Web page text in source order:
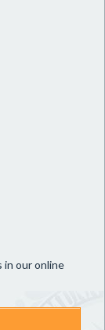
in our online